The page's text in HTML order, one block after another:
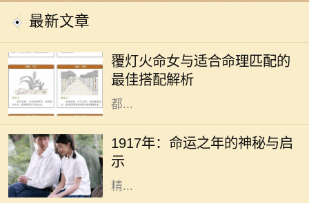
最新文章
覆灯火命女与适合命理匹配的
最佳搭配解析
合常常决定了一个人的运势与生活发
展。而覆灯火命女作为独特的命理类
型，其性格特征、人生观念和价值观
都...
1917年：命运之年的神秘与启
示
1917年，这一年在历史的长河中显得
格外引人注目。在这一年中，发生了
许多影响深远的事件，尽管我们在这
里并不讨论政治，而是从个人命运和
精...
在命理学中，每个人的命运都被认为